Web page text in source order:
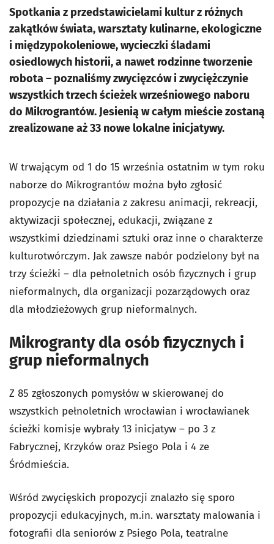
Spotkania z przedstawicielami kultur z różnych
zakątków świata, warsztaty kulinarne, ekologiczne
i międzypokoleniowe, wycieczki śladami
osiedlowych historii, a nawet rodzinne tworzenie
robota – poznaliśmy zwycięzców i zwyciężczynie
wszystkich trzech ścieżek wrześniowego naboru
do Mikrograntów. Jesienią w całym mieście zostaną
zrealizowane aż 33 nowe lokalne inicjatywy.
W trwającym od 1 do 15 września ostatnim w tym roku
naborze do Mikrograntów można było zgłosić
propozycje na działania z zakresu animacji, rekreacji,
aktywizacji społecznej, edukacji, związane z
wszystkimi dziedzinami sztuki oraz inne o charakterze
kulturotwórczym. Jak zawsze nabór podzielony był na
trzy ścieżki – dla pełnoletnich osób fizycznych i grup
nieformalnych, dla organizacji pozarządowych oraz
dla młodzieżowych grup nieformalnych.
Mikrogranty dla osób fizycznych i
grup nieformalnych
Z 85 zgłoszonych pomysłów w skierowanej do
wszystkich pełnoletnich wrocławian i wrocławianek
ścieżki komisje wybrały 13 inicjatyw – po 3 z
Fabrycznej, Krzyków oraz Psiego Pola i 4 ze
Śródmieścia.
Wśród zwycięskich propozycji znalazło się sporo
propozycji edukacyjnych, m.in. warsztaty malowania i
fotografii dla seniorów z Psiego Pola, teatralne